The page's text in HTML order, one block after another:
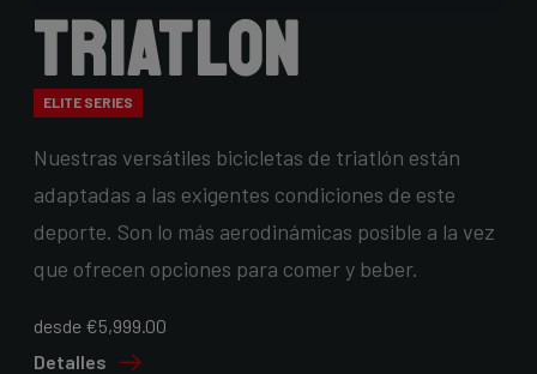
Triatlon
ELITE SERIES
Nuestras versátiles bicicletas de triatlón están
adaptadas a las exigentes condiciones de este
deporte. Son lo más aerodinámicas posible a la vez
que ofrecen opciones para comer y beber.
desde €5,999.00
Detalles